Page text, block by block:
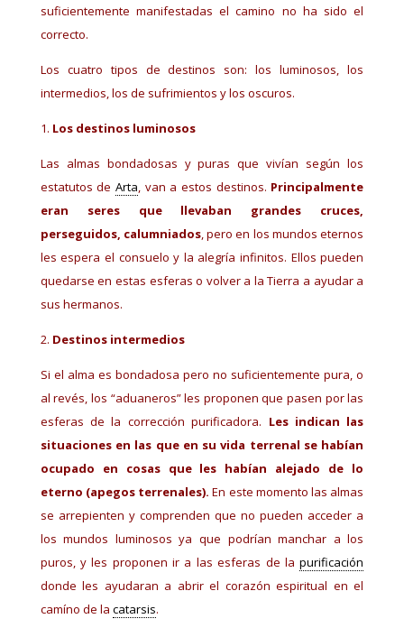
suficientemente manifestadas el camino no ha sido el
correcto.
Los cuatro tipos de destinos son: los luminosos, los
intermedios, los de sufrimientos y los oscuros.
Los destinos luminosos
Las almas bondadosas y puras que vivían según los
estatutos deArta, van a estos destinos. Principalmente
eran seres que llevaban grandes cruces,
perseguidos, calumniados, pero en los mundos eternos
les espera el consuelo y la alegría infinitos. Ellos pueden
quedarse en estas esferas o volver a la Tierra a ayudar a
sus hermanos.
Destinos intermedios
Si el alma es bondadosa pero no suficientemente pura, o
al revés, los “aduaneros” les proponen que pasen por las
esferas de la corrección purificadora. Les indican las
situaciones en las que en su vida terrenal se habían
ocupado en cosas que les habían alejado de lo
eterno (apegos terrenales). En este momento las almas
se arrepienten y comprenden que no pueden acceder a
los mundos luminosos ya que podrían manchar a los
puros, y les proponen ir a las esferas de lapurificación
donde les ayudaran a abrir el corazón espiritual en el
camíno de la catarsis.